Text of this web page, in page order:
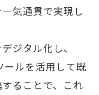
気通貫で実現し
ジタル化し、
ールを活用して既
ることで、これ